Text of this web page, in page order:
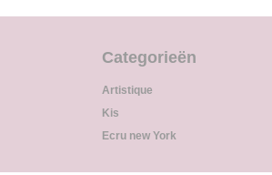
Categorieën
Artistique
Kis
Ecru new York